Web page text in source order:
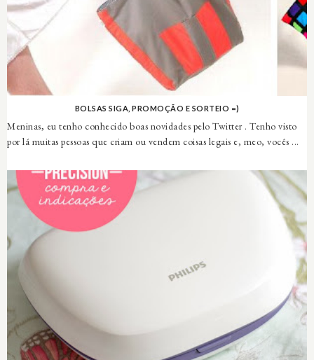
BOLSAS SIGA, PROMOÇÃO E SORTEIO =)
Meninas, eu tenho conhecido boas novidades pelo Twitter . Tenho visto
por lá muitas pessoas que criam ou vendem coisas legais e, meo, vocês ...